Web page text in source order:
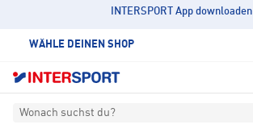
INTERSPORT App downloaden
WÄHLE DEINEN SHOP
Wonach suchst du?